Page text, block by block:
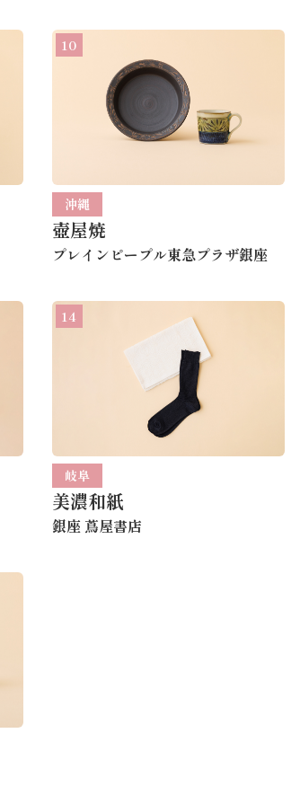
10
沖縄
壺屋焼
プレインピープル東急プラザ銀座
14
岐阜
美濃和紙
銀座 蔦屋書店